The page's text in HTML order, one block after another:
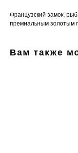
Французский замок,
премиальным золотым
Вам также